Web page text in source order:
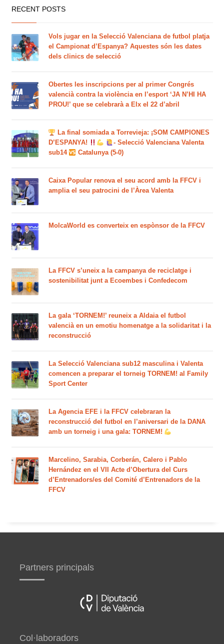
RECENT POSTS
Vols jugar en la Selecció Valenciana de futbol platja
el Campionat d’Espanya? Aquestes són les dates
dels clinics de selecció
Obertes les inscripcions per al primer Congrés
valencià contra la violència en l’esport ‘JA N’HI HA
PROU!’ que se celebrarà a Elx el 22 d’abril
La final somiada a Torrevieja: ¡SOM CAMPIONES
D’ESPANYA!
- Selecció Valenciana Valenta
sub14
Catalunya (5-0)
Caixa Popular renova el seu acord amb la FFCV i
amplia el seu patrocini de l’Àrea Valenta
MolcaWorld es converteix en espònsor de la FFCV
La FFCV s’uneix a la campanya de reciclatge i
sostenibilitat junt a Ecoembes i Confedecom
La gala ‘TORNEM!’ reuneix a Aldaia el futbol
valencià en un emotiu homenatge a la solidaritat i la
reconstrucció
La Selecció Valenciana sub12 masculina i Valenta
comencen a preparar el torneig TORNEM! al Family
Sport Center
La Agencia EFE i la FFCV celebraran la
reconstrucció del futbol en l’aniversari de la DANA
amb un torneig i una gala: TORNEM!
Marcelino, Sarabia, Corberán, Calero i Pablo
Hernández en el VII Acte d’Obertura del Curs
d’Entrenadors/es del Comité d’Entrenadors de la
FFCV
Partners principals
Col·laboradors